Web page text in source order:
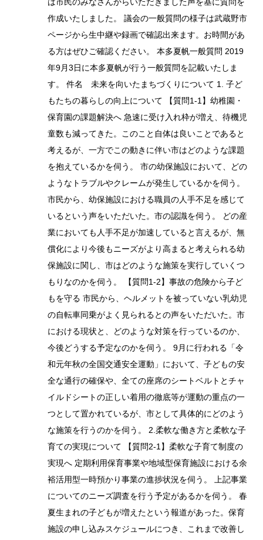
作成いたしました。 議会の一般質問の様子は武蔵野市
ページから生中継や録画で確認出来ます。お時間があ
る方はぜひご確認ください。 本多夏帆一般質問 2019
年9月3日に本多夏帆が行う一般質問を記載いたしま
す。 件名 未来を向いたまちづくりについて 1. 子ど
もたちの暮らしの向上について 【質問1-1】幼稚園・
保育園の課題解決へ 急速に受け入れ枠が増え、待機児
童数も減ってきた。このこと自体は良いことであると
考えるが、一方でこの動きに伴い市はどのような課題
を抱えているかを伺う。 市の幼保施設において、どの
ようなトラブルやクレームが発生しているかを伺う。
市民から、幼保施設における職員の人手不足を感じて
いるという声をいただいた。市の認識を伺う。 どの産
業においても人手不足が加速していると言えるが、無
償化により今後もニーズがより高まると考えられる幼
保施設に関し、市はどのような施策を実行していくつ
もりなのかを伺う。 【質問1-2】事故の危険から子ど
もを守る 市民から、ヘルメットを被っていない乳幼児
の自転車同乗がよく見られるとの声をいただいた。市
における現状と、どのような対策を行っているのか、
今後どうする予定なのかを伺う。 9月に行われる「令
和元年秋の全国交通安全運動」において、子どもの安
全な通行の確保や、全ての座席のシートベルトとチャ
イルドシートの正しい着用の徹底等が運動の重点の一
つとして置かれているが、市として具体的にどのよう
な施策を行うのかを伺う。 2.柔軟な働き方と柔軟な子
育ての実現について 【質問2-1】柔軟な子育て制度の
実現へ 定期利用保育事業や地域型保育施設における余
裕活用型一時預かり事業の進捗状況を伺う。 上記事業
についてのニーズ調査を行う予定があるかを伺う。 春
夏生まれの子どもが増えたという報道があった。保育
施設の申し込みスケジュールにつき、これまで改善し